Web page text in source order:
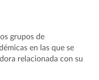
grupos de
en las que se
relacionada con su